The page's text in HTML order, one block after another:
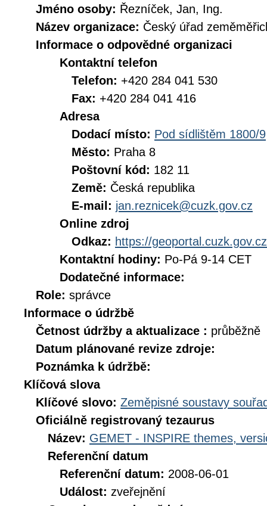
Jméno osoby: Řezníček, Jan, Ing.
Název organizace: Český úřad
Informace o odpovědné organizaci
Kontaktní telefon
Telefon: +420 284 041 530
Fax: +420 284 041 416
Adresa
Dodací místo: Pod sídlištěm 1800/9
Město: Praha 8
Poštovní kód: 182 11
Země: Česká republika
E-mail: jan.reznicek@cuzk.gov.cz
Online zdroj
Odkaz: https://geoportal.cuzk.gov.cz
Kontaktní hodiny: Po-Pá 9-14 CET
Dodatečné informace:
Role: správce
Informace o údržbě
Četnost údržby a aktualizace : průběžně
Datum plánované revize zdroje:
Poznámka k údržbě:
Klíčová slova
Klíčové slovo: Zeměpisné soustavy
Oficiálně registrovaný tezaurus
Název: GEMET - INSPIRE themes,
Referenční datum
Referenční datum: 2008-06-01
Událost: zveřejnění